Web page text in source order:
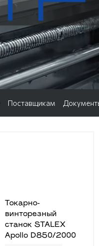
Поставщикам
Токарно-
винторезный
станок STALEX
Apollo D850/2000